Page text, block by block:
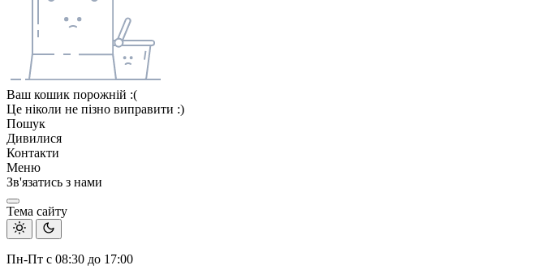
Ваш кошик порожній :(
Це ніколи не пізно виправити :)
Пошук
Дивилися
Контакти
Меню
Зв'язатись з нами
Тема сайту
Пн-Пт с 08:30 до 17:00